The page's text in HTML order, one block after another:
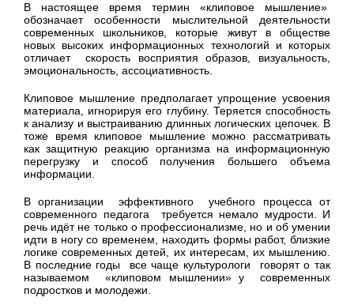
В настоящее время термин «клиповое мышление»
обозначает особенности мыслительной деятельности
современных школьников, которые живут в обществе
новых высоких информационных технологий и которых
отличает скорость восприятия образов, визуальность,
эмоциональность, ассоциативность.
Клиповое мышление предполагает упрощение усвоения
материала, игнорируя его глубину. Теряется способность
к анализу и выстраиванию длинных логических цепочек. В
тоже время клиповое мышление можно рассматривать
как защитную реакцию организма на информационную
перегрузку и способ получения большего объема
информации.
В организации эффективного учебного процесса от
современного педагога требуется немало мудрости. И
речь идёт не только о профессионализме, но и об умении
идти в ногу со временем, находить формы работ, близкие
логике современных детей, их интересам, их мышлению.
В последние годы все чаще культурологи говорят о так
называемом «клиповом мышлении» у современных
подростков и молодежи.